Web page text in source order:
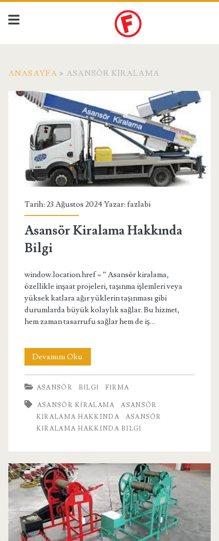
ANASAYFA > ASANSÖR KIRALAMA
Etiket:
<span>asansör
kiralama</span>
Tarih: 23 Ağustos 2024 Yazar: fazlabi
Asansör Kiralama Hakkında
Bilgi
window.location.href = ” Asansör kiralama,
özellikle inşaat projeleri, taşınma işlemleri veya
yüksek katlara ağır yüklerin taşınması gibi
durumlarda büyük kolaylık sağlar. Bu hizmet,
hem zaman tasarrufu sağlar hem de iş…
Devamını OkuAsansör
Kiralama
Hakkında
Bilgi
ASANSÖR BILGI FIRMA
ASANSÖR KIRALAMA
ASANSÖR
KIRALAMA HAKKINDA
ASANSÖR
KIRALAMA HAKKINDA BILGI